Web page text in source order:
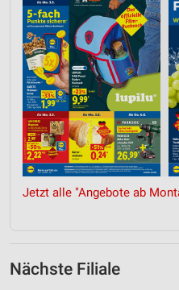
Jetzt alle "Angebote ab
Nächste Filiale